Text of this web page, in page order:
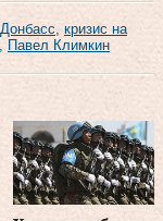
Донбасс кризис на
Павел Климкин